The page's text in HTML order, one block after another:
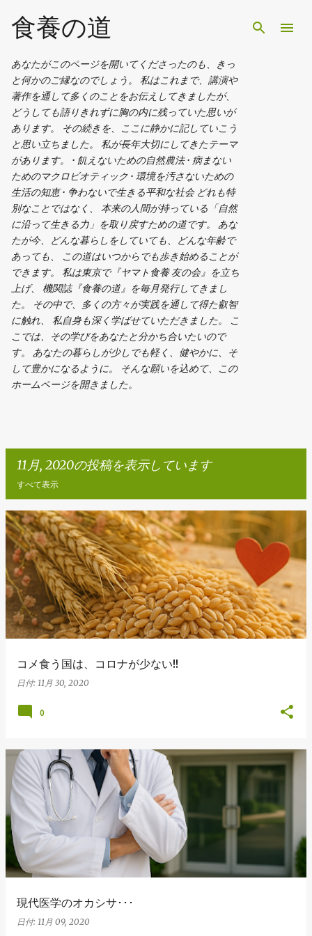
スキップしてメイン コンテンツに移動
食養の道
あなたがこのページを開いてくださったのも、きっ
と何かのご縁なのでしょう。 私はこれまで、講演や
著作を通して多くのことをお伝えしてきましたが、
どうしても語りきれずに胸の内に残っていた思いが
あります。 その続きを、ここに静かに記していこう
と思い立ちました。 私が長年大切にしてきたテーマ
があります。 • 飢えないための自然農法 • 病まない
ためのマクロビオティック • 環境を汚さないための
生活の知恵 • 争わないで生きる平和な社会 どれも特
別なことではなく、 本来の人間が持っている「自然
に沿って生きる力」を取り戻すための道です。 あな
たが今、どんな暮らしをしていても、どんな年齢で
あっても、 この道はいつからでも歩き始めることが
できます。 私は東京で『ヤマト食養 友の会』を立ち
上げ、 機関誌『食養の道』を毎月発行してきまし
た。 その中で、多くの方々が実践を通して得た叡智
に触れ、 私自身も深く学ばせていただきました。 こ
こでは、その学びをあなたと分かち合いたいので
す。 あなたの暮らしが少しでも軽く、健やかに、そ
して豊かになるように。 そんな願いを込めて、この
ホームページを開きました。
11月, 2020の投稿を表示しています
すべて表示
投
稿
コメ食う国は、コロナが少ない!!
日付: 11月 30, 2020
0
現代医学のオカシサ･･･
日付: 11月 09, 2020